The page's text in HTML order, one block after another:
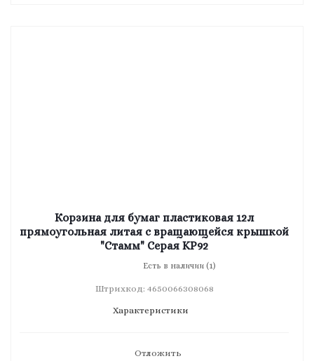
Корзина для бумаг пластиковая 12л
прямоугольная литая с вращающейся крышкой
"Стамм" Серая KP92
Есть в наличии (1)
Штрихкод: 4650066308068
Характеристики
Отложить